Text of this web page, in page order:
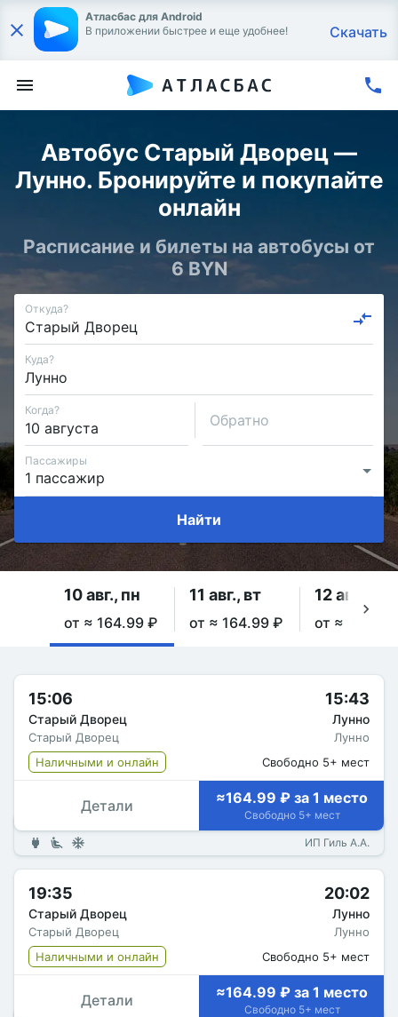
Атласбас для Android
В приложении быстрее и еще удобнее!
Скачать
Автобус Старый Дворец —
Лунно. Бронируйте и покупайте
онлайн
Расписание и билеты на автобусы от
6 BYN
Откуда?
Куда?
Когда?
Обратно
Пассажиры
Найти
10 авг., пн
от ≈ 164.99 ₽
11 авг., вт
от ≈ 164.99 ₽
12 авг., ср
от ≈
15:06
Старый Дворец
Старый Дворец
15:43
Лунно
Лунно
Наличными и онлайн
Свободно 5+ мест
Детали ≈164.99 ₽ за 1 место
Свободно 5+ мест
ИП Гиль А.А.
19:35
Старый Дворец
Старый Дворец
20:02
Лунно
Лунно
Наличными и онлайн
Свободно 5+ мест
Детали ≈164.99 ₽ за 1 место
Свободно 5+ мест